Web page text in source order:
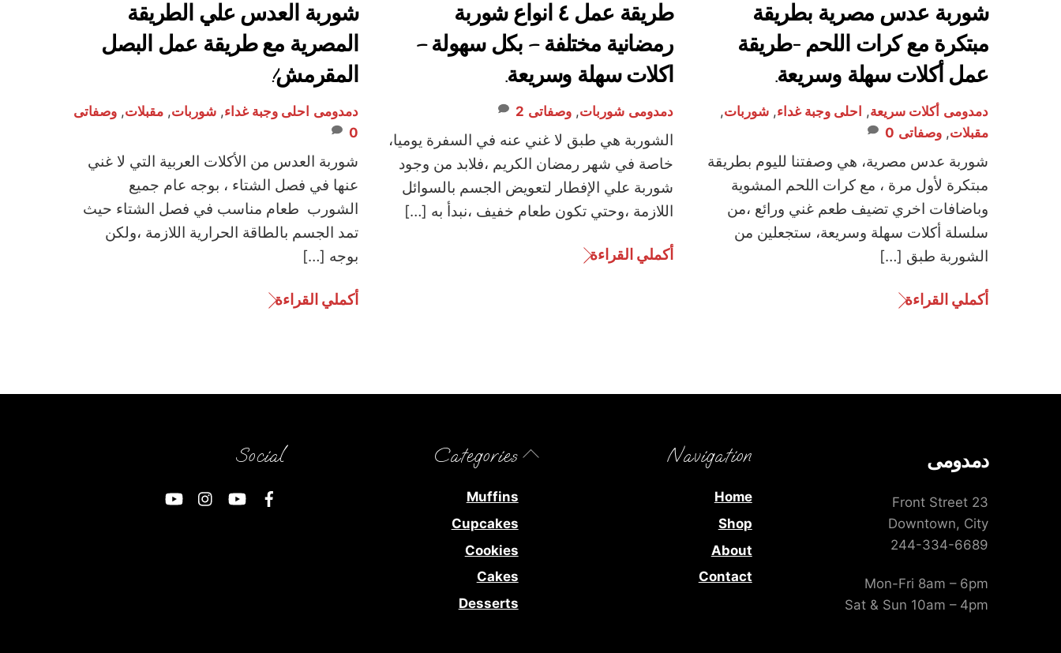
شوربة عدس مصرية بطريقة
مبتكرة مع كرات اللحم -طريقة
عمل أكلات سهلة وسريعة.
دمدومى أكلات سريعة, احلى وجبة غداء, شوربات,
مقبلات, وصفاتى 0
شوربة عدس مصرية، هي وصفتنا لليوم بطريقة
مبتكرة لأول مرة ، مع كرات اللحم المشوية
وباضافات اخري تضيف طعم غني ورائع ،من
سلسلة أكلات سهلة وسريعة، ستجعلين من
الشوربة طبق […]
أكملي القراءة
طريقة عمل ٤ انواع شوربة
رمضانية مختلفة – بكل سهولة –
اكلات سهلة وسريعة.
دمدومى شوربات,وصفاتى 2
الشوربة هي طبق لا غني عنه في السفرة يوميا،
خاصة في شهر رمضان الكريم ،فلابد من وجود
شوربة علي الإفطار لتعويض الجسم بالسوائل
اللازمة ،وحتي تكون طعام خفيف ،نبدأ به […]
أكملي القراءة
شوربة العدس علي الطريقة
المصرية مع طريقة عمل البصل
المقرمش!
دمدومى احلى وجبة غداء,شوربات,مقبلات,وصفاتى
0
شوربة العدس من الأكلات العربية التي لا غني
عنها في فصل الشتاء ، بوجه عام جميع
الشورب طعام مناسب في فصل الشتاء حيث
تمد الجسم بالطاقة الحرارية اللازمة ،ولكن
بوجه […]
أكملي القراءة
Back
Top
دمدومى
23 Front Street
Downtown, City
244-334-6689
Mon-Fri 8am – 6pm
Sat & Sun 10am – 4pm
Navigation
Home
Shop
About
Contact
Categories
Muffins
Cupcakes
Cookies
Cakes
Desserts
Social